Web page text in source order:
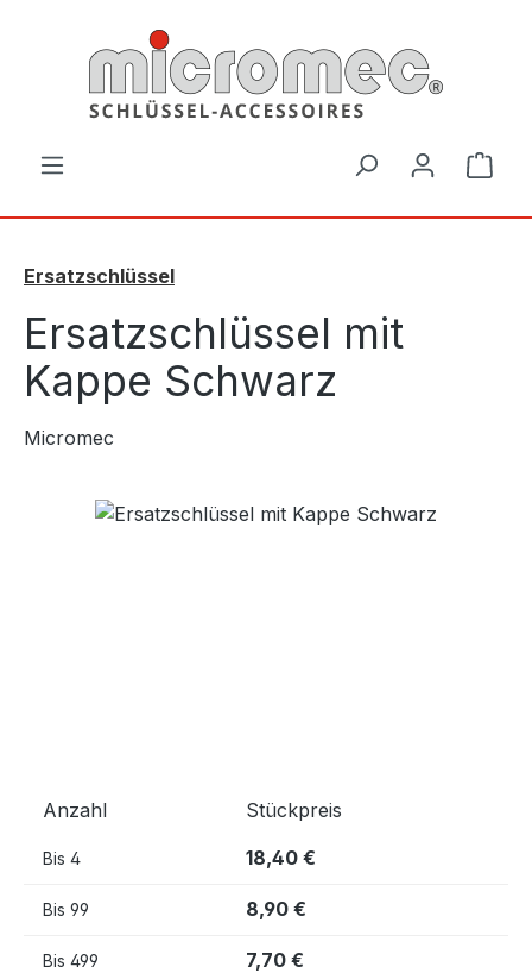
Zum Hauptinhalt springen
Ersatzschlüssel
Ersatzschlüssel mit
Kappe Schwarz
Micromec
Bildergalerie überspringen
Anzahl Stückpreis
Bis 4 18,40 €
Bis 99 8,90 €
Bis 499 7,70 €